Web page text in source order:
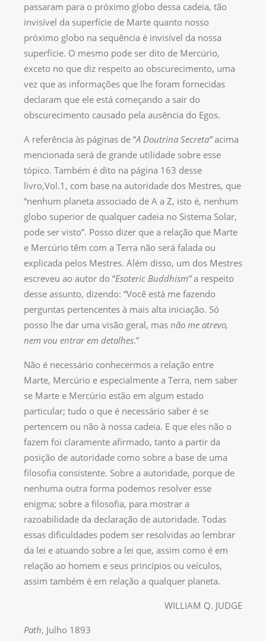
passaram para o próximo globo dessa cadeia, tão
invisível da superfície de Marte quanto nosso
próximo globo na sequência é invisível da nossa
superfície. O mesmo pode ser dito de Mercúrio,
exceto no que diz respeito ao obscurecimento, uma
vez que as informações que lhe foram fornecidas
declaram que ele está começando a sair do
obscurecimento causado pela ausência do Egos.
A referência às páginas de “A Doutrina Secreta”acima
mencionada será de grande utilidade sobre esse
tópico. Também é dito na página 163 desse
livro,Vol.1, com base na autoridade dos Mestres, que
“nenhum planeta associado de A a Z, isto é, nenhum
globo superior de qualquer cadeia no Sistema Solar,
pode ser visto”. Posso dizer que a relação que Marte
e Mercúrio têm com a Terra não será falada ou
explicada pelos Mestres. Além disso, um dos Mestres
escreveu ao autor do “Esoteric Buddhism”a respeito
desse assunto, dizendo: “Você está me fazendo
perguntas pertencentes à mais alta iniciação. Só
posso lhe dar uma visão geral, mas não me atrevo,
nem vou entrar em detalhes.”
Não é necessário conhecermos a relação entre
Marte, Mercúrio e especialmente a Terra, nem saber
se Marte e Mercúrio estão em algum estado
particular; tudo o que é necessário saber é se
pertencem ou não à nossa cadeia. E que eles não o
fazem foi claramente afirmado, tanto a partir da
posição de autoridade como sobre a base de uma
filosofia consistente. Sobre a autoridade, porque de
nenhuma outra forma podemos resolver esse
enigma; sobre a filosofia, para mostrar a
razoabilidade da declaração de autoridade. Todas
essas dificuldades podem ser resolvidas ao lembrar
da lei e atuando sobre a lei que, assim como é em
relação ao homem e seus princípios ou veículos,
assim também é em relação a qualquer planeta.
WILLIAM Q. JUDGE
Path, Julho 1893